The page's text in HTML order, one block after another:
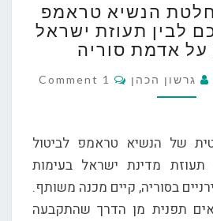
בין
החלטת
הנשיא
לביטול
תעוזת
ישראל
בעימות
על
הנשיא טראמפ
לבין תעוזת ישראל
על אדמת סוריה
גרשון הכהן Comments
1 Comment
של הנשיא טראמפ לביטול
תעוזת מדינת ישראל בעימות
בסוריה, קיים מכנה משותף.
תפנית מן הדרך שהתקבעה